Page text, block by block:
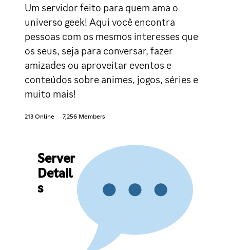
Um servidor feito para quem ama o
universo geek! Aqui você encontra
pessoas com os mesmos interesses que
os seus, seja para conversar, fazer
amizades ou aproveitar eventos e
conteúdos sobre animes, jogos, séries e
muito mais!
213 Online 7,256 Members
Server
Detail
s